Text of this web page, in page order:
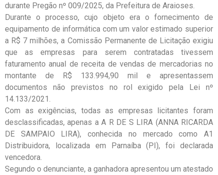
durante Pregão nº 009/2025, da Prefeitura de Araioses.
Durante o processo, cujo objeto era o fornecimento de
equipamento de informática com um valor estimado superior
a R$ 7 milhões, a Comissão Permanente de Licitação exigiu
que as empresas para serem contratadas tivessem
faturamento anual de receita de vendas de mercadorias no
montante de R$ 133.994,90 mil e apresentassem
documentos não previstos no rol exigido pela Lei nº
14.133/2021.
Com as exigências, todas as empresas licitantes foram
desclassificadas, apenas a A R DE S LIRA (ANNA RICARDA
DE SAMPAIO LIRA), conhecida no mercado como A1
Distribuidora, localizada em Parnaíba (PI), foi declarada
vencedora.
Segundo o denunciante, a ganhadora apresentou um atestado